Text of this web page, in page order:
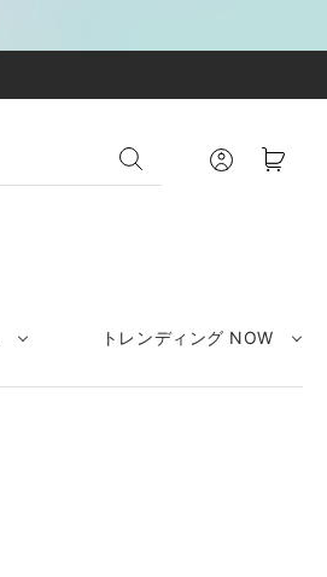
トレンディング NOW